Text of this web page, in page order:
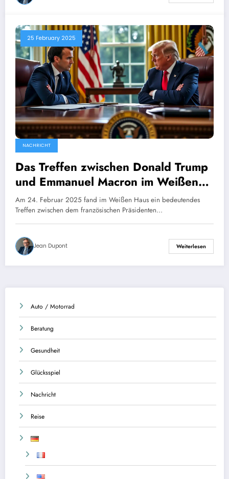
25 February 2025
NACHRICHT
Das Treffen zwischen Donald Trump
und Emmanuel Macron im Weißen
Haus verdeutlicht die wachsende
Kluft zwischen den Partnern.
Am 24. Februar 2025 fand im Weißen Haus ein bedeutendes
Treffen zwischen dem französischen Präsidenten…
Jean Dupont Weiterlesen
Auto / Motorrad
Beratung
Gesundheit
Glücksspiel
Nachricht
Reise